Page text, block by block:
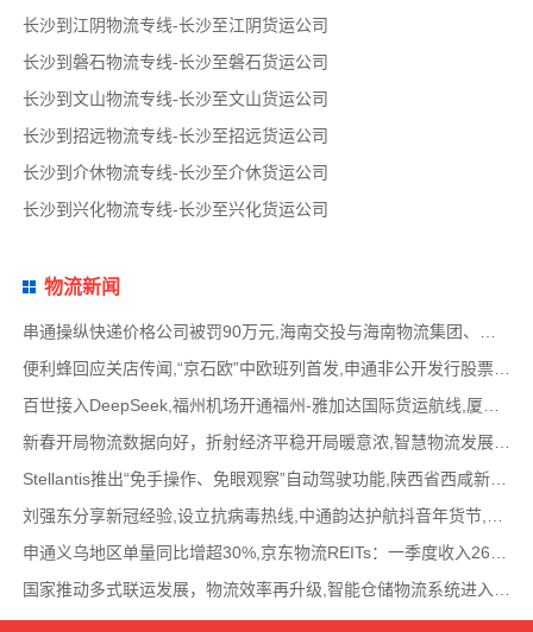
长沙到江阴物流专线-长沙至江阴货运公司
长沙到磐石物流专线-长沙至磐石货运公司
长沙到文山物流专线-长沙至文山货运公司
长沙到招远物流专线-长沙至招远货运公司
长沙到介休物流专线-长沙至介休货运公司
长沙到兴化物流专线-长沙至兴化货运公司
物流新闻
便利蜂回应关店传闻,“京石欧”中欧班列首发,申通非公开发行股票方案失效,老挝中通和老挝
百世接入DeepSeek,福州机场开通福州-雅加达国际货运航线,厦门拟立法保障网约配送员劳动权益
新春开局物流数据向好，折射经济平稳开局暖意浓,智慧物流发展迅猛，新一代信息技术深度融
Stellantis推出“免手操作、免眼观察”自动驾驶功能,陕西省西咸新区公示首批智能网联道路测试